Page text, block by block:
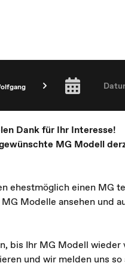
Dank für Ihr Interesse!
MG Modell
ehestmöglich einen MG
Modelle ansehen und
bis Ihr MG Modell wieder
und wir melden uns